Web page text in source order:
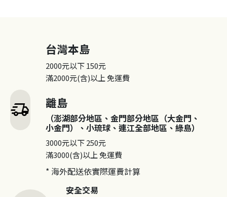
delivery_truck_speed
台灣本島
2000元以下150元
滿2000元(含)以上免運費
離島
（澎湖部分地區、金門部分地區（大金門、
小金門）、小琉球、連江全部地區、綠島）
3000元以下250元
滿3000(含)以上免運費
* 海外配送依實際運費計算
安全交易